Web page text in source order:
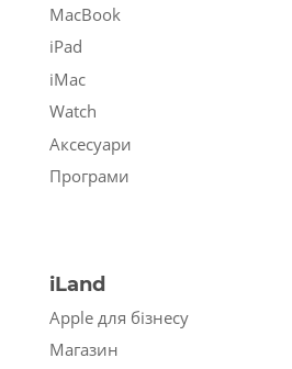
MacBook
iPad
iMac
Watch
Аксесуари
Програми
iLand
Apple для бізнесу
Магазин